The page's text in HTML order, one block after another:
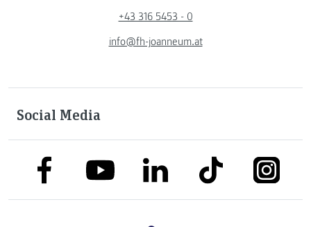
+43 316 5453 - 0
info@fh-joanneum.at
Social Media
link to facebooklink to youtubelink to linkedinlink to tiktok link to